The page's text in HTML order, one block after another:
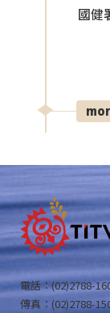
國健
電話：(02)2788-
傳真：(02)2788-